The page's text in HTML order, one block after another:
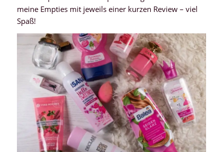
meine Empties mit jeweils einer kurzen Review – viel
Spaß!